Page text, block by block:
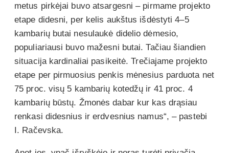
metus pirkėjai buvo atsargesni – pirmame projekto
etape didesni, per kelis aukštus išdėstyti 4–5
kambarių butai nesulaukė didelio dėmesio,
populiariausi buvo mažesni butai. Tačiau šiandien
situacija kardinaliai pasikeitė. Trečiajame projekto
etape per pirmuosius penkis mėnesius parduota net
75 proc. visų 5 kambarių kotedžų ir 41 proc. 4
kambarių būstų. Žmonės dabar kur kas drąsiau
renkasi didesnius ir erdvesnius namus“, – pastebi
I. Račevska.